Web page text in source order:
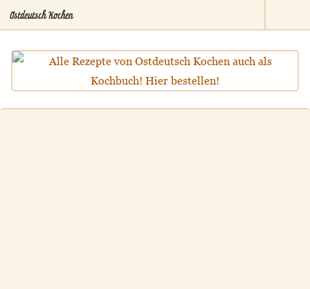
Ostdeutsch Kochen